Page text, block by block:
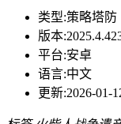
类型:策略塔防
版本:
平台:安卓
语言:中文
更新:2026-01-